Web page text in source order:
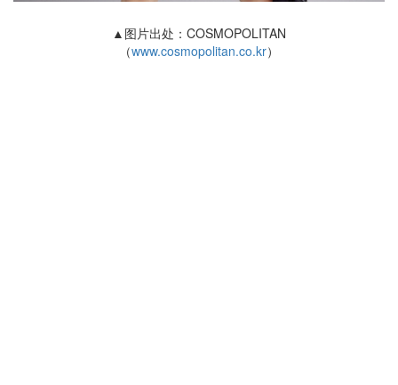
▲图片出处：COSMOPOLITAN
（www.cosmopolitan.co.kr）